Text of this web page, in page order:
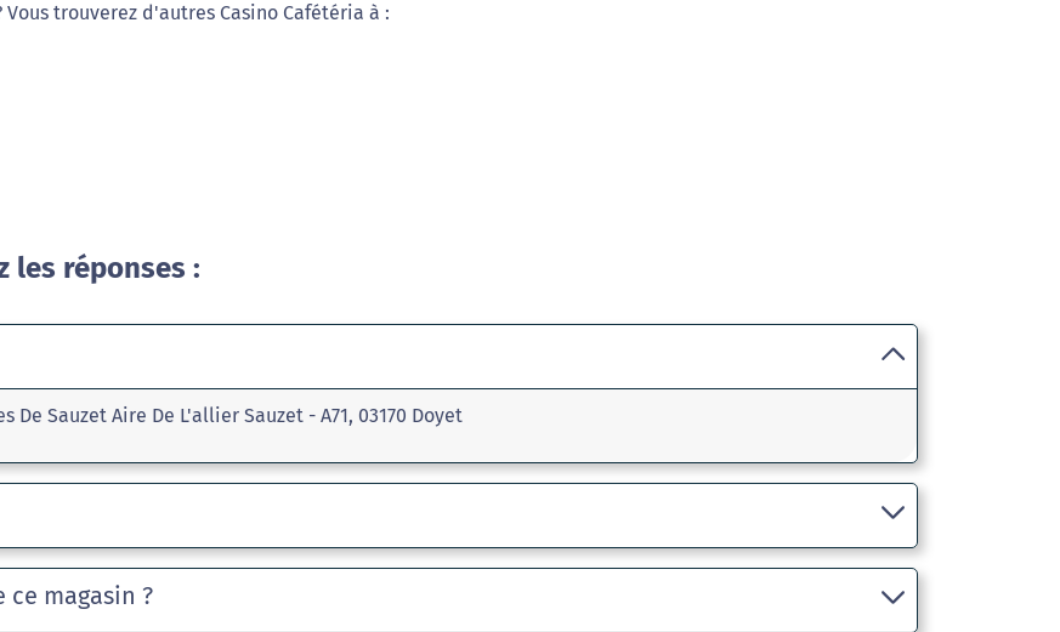
trouverez d'autres Casino Cafétéria à :
les réponses :
Sauzet Aire De L'allier Sauzet - A71, 03170 Doyet
ce magasin ?